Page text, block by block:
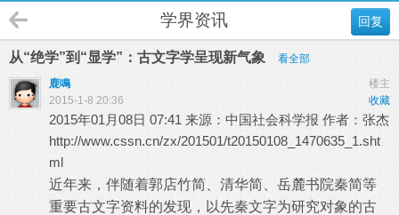
回复
学界资讯
从“绝学”到“显学”：古文字学呈现新气象
看全部
楼主
鹿鳴
收藏
2015-1-8 20:36
2015年01月08日 07:41 来源：中国社会科学报 作者：张杰
http://www.cssn.cn/zx/201501/t20150108_1470635_1.sht
ml
近年来，伴随着郭店竹简、清华简、岳麓书院秦简等
重要古文字资料的发现，以先秦文字为研究对象的古